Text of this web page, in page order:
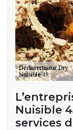
Nuisible
services